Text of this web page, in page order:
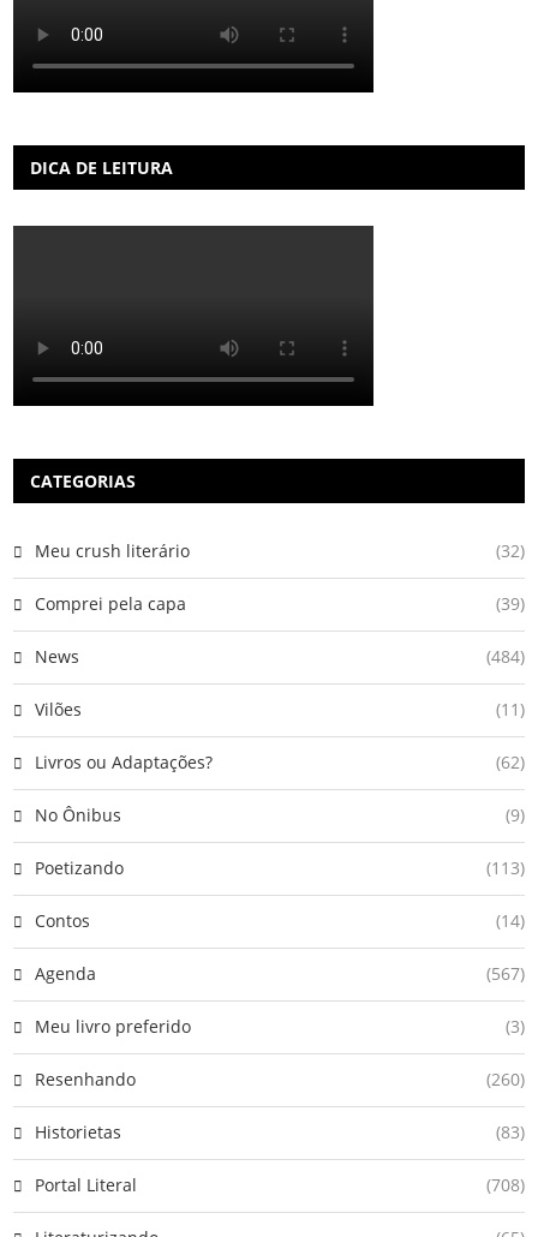
DICA DE LEITURA
CATEGORIAS
Meu crush literário (32)
Comprei pela capa (39)
News (484)
Vilões (11)
Livros ou Adaptações? (62)
No Ônibus (9)
Poetizando (113)
Contos (14)
Agenda (567)
Meu livro preferido (3)
Resenhando (260)
Historietas (83)
Portal Literal (708)